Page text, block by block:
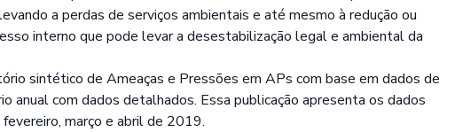
a perdas de serviços ambientais e até mesmo à redução ou
interno que pode levar a desestabilização legal e ambiental da
sintético de Ameaças e Pressões em APs com base em dados de
com dados detalhados. Essa publicação apresenta os dados
março e abril de 2019.